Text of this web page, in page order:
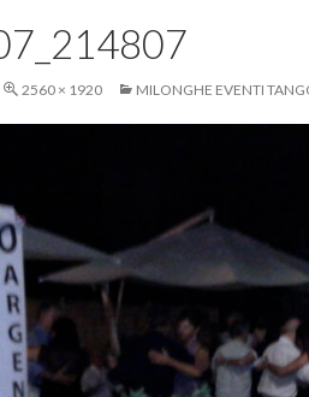
2560 × 1920 MILONGHE EVENTI